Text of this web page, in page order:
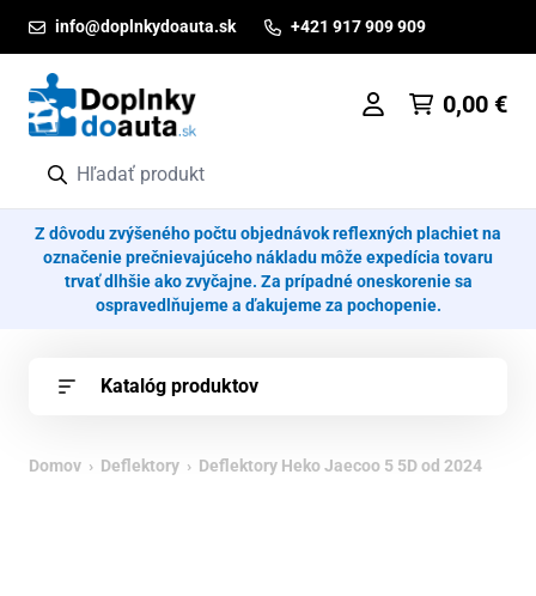
info@doplnkydoauta.sk +421 917 909 909
0,00 €
Z dôvodu zvýšeného počtu objednávok reflexných plachiet na
označenie prečnievajúceho nákladu môže expedícia tovaru
trvať dlhšie ako zvyčajne. Za prípadné oneskorenie sa
ospravedlňujeme a ďakujeme za pochopenie.
Katalóg produktov
Domov › Deflektory › Deflektory Heko Jaecoo 5 5D od 2024